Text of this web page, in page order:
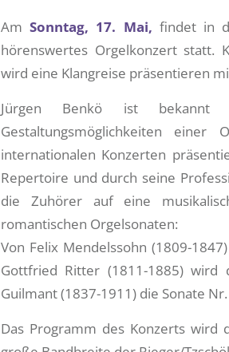
AmSonntag, 17. Mai, findet in
hörenswertes Orgelkonzert statt.
wird eine Klangreise präsentieren
Jürgen Benkö ist
Gestaltungsmöglichkeiten
internationalen Konzerten
Repertoire und durch seine
die Zuhörer auf eine
romantischen Orgelsonaten:
Von Felix Mendelssohn (1809-
Gottfried Ritter (1811-1885)
Guilmant (1837-1911) die Sonate
Das Programm des Konzerts